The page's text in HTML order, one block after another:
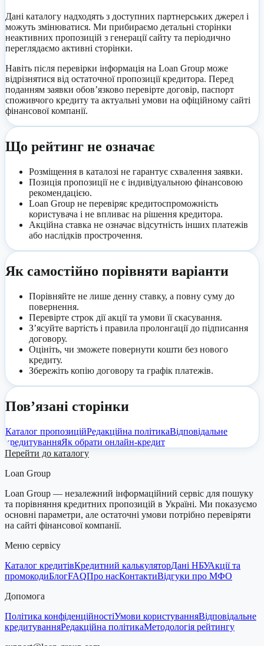
Дані каталогу надходять з доступних партнерських джерел і
можуть змінюватися. Ми прибираємо детальні сторінки
неактивних пропозицій з генерації сайту та періодично
переглядаємо активні сторінки.
Навіть після перевірки інформація на Loan Group може
відрізнятися від остаточної пропозиції кредитора. Перед
поданням заявки обов’язково перевірте договір, паспорт
споживчого кредиту та актуальні умови на офіційному сайті
фінансової компанії.
Що рейтинг не означає
Розміщення в каталозі не гарантує схвалення заявки.
Позиція пропозиції не є індивідуальною фінансовою
рекомендацією.
Loan Group не перевіряє кредитоспроможність
користувача і не впливає на рішення кредитора.
Акційна ставка не означає відсутність інших платежів
або наслідків прострочення.
Як самостійно порівняти варіанти
Порівняйте не лише денну ставку, а повну суму до
повернення.
Перевірте строк дії акції та умови її скасування.
З’ясуйте вартість і правила пролонгації до підписання
договору.
Оцініть, чи зможете повернути кошти без нового
кредиту.
Збережіть копію договору та графік платежів.
Пов’язані сторінки
Каталог пропозиційРедакційна політикаВідповідальне
кредитуванняЯк обрати онлайн-кредит
Перейти до каталогу
Loan Group
Loan Group — незалежний інформаційний сервіс для пошуку
та порівняння кредитних пропозицій в Україні. Ми показуємо
основні параметри, але остаточні умови потрібно перевіряти
на сайті фінансової компанії.
Меню сервісу
Каталог кредитівКредитний калькуляторДані НБУАкції та
промокодиБлогFAQПро насКонтактиВідгуки про МФО
Допомога
Політика конфіденційностіУмови користуванняВідповідальне
кредитуванняРедакційна політикаМетодологія рейтингу